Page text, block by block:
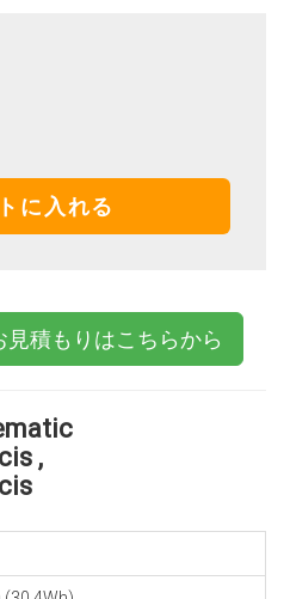
に入れる
積もりはこちらから
,